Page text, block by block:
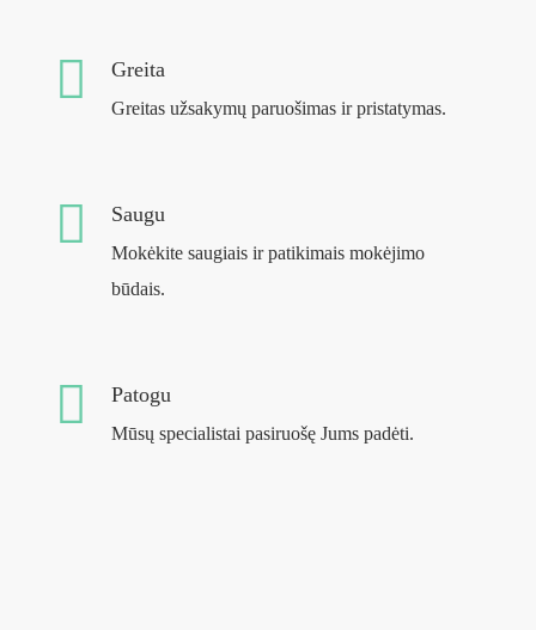
Greita
Greitas užsakymų paruošimas ir pristatymas.
Saugu
Mokėkite saugiais ir patikimais mokėjimo
būdais.
Patogu
Mūsų specialistai pasiruošę Jums padėti.